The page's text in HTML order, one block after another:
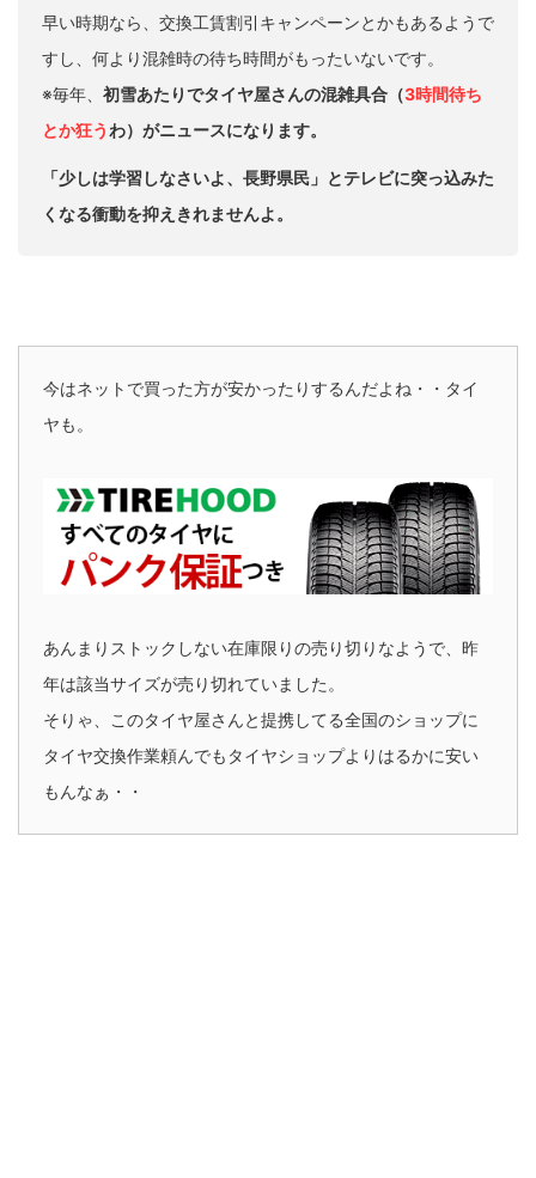
早い時期なら、交換工賃割引キャンペーンとかもあるようで
すし、何より混雑時の待ち時間がもったいないです。
※毎年、 初雪あたりでタイヤ屋さんの混雑具合（3時間待ち
とか狂うわ）がニュースになります。
「少しは学習しなさいよ、長野県民」とテレビに突っ込みた
くなる衝動を抑えきれませんよ。
今はネットで買った方が安かったりするんだよね・・タイ
ヤも。
あんまりストックしない在庫限りの売り切りなようで、昨
年は該当サイズが売り切れていました。
そりゃ、このタイヤ屋さんと提携してる全国のショップに
タイヤ交換作業頼んでもタイヤショップよりはるかに安い
もんなぁ・・